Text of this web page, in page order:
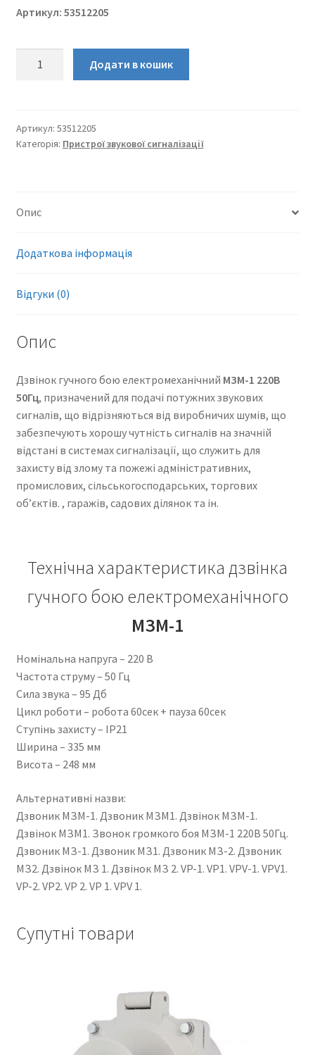
Артикул: 53512205
гучного
бою
Додати в кошик
Артикул: 53512205
Категорія: Пристрої звукової сигналізації
Опис
Додаткова інформація
Відгуки (0)
Опис
Дзвінок гучного бою електромеханічний МЗМ-1 220В
50Гц, призначений для подачі потужних звукових
сигналів, що відрізняються від виробничих шумів, що
забезпечують хорошу чутність сигналів на значній
відстані в системах сигналізації, що служить для
захисту від злому та пожежі адміністративних,
промислових, сільськогосподарських, торгових
об’єктів. , гаражів, садових ділянок та ін.
Технічна характеристика дзвінка
гучного бою електромеханічного
МЗМ-1
Номінальна напруга – 220 В
Частота струму – 50 Гц
Сила звука – 95 Дб
Цикл роботи – робота 60сек + пауза 60сек
Ступінь захисту – IP21
Ширина – 335 мм
Висота – 248 мм
Альтернативні назви:
Дзвоник МЗМ-1. Дзвоник МЗМ1. Дзвінок МЗМ-1.
Дзвінок МЗМ1. Звонок громкого боя МЗМ-1 220В 50Гц.
Дзвоник МЗ-1. Дзвоник МЗ1. Дзвоник МЗ-2. Дзвоник
МЗ2. Дзвінок МЗ 1. Дзвінок МЗ 2. VP-1. VP1. VPV-1. VPV1.
VP-2. VP2. VP 2. VP 1. VPV 1.
Супутні товари